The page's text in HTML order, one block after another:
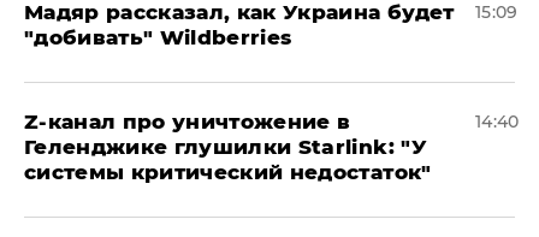
Мадяр рассказал, как Украина будет
"добивать" Wildberries
15:09
Z-канал про уничтожение в
Геленджике глушилки Starlink: "У
системы критический недостаток"
14:40